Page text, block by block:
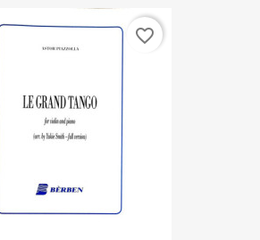
favorite_border